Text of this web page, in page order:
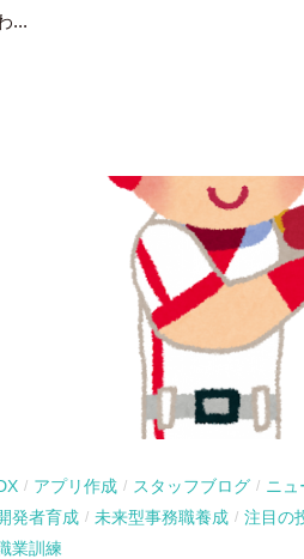
...
/ アプリ作成 / スタッフブログ / ニュ
発者育成 / 未来型事務職養成 / 注目の
業訓練